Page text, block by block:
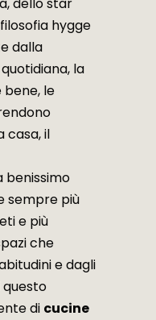
dello star
hygge
dalla
la
le
casa, il
benissimo
sempre più
e più
che
e dagli
questo
di cucine